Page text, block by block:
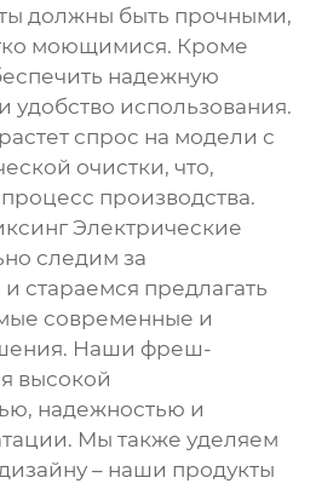
должны быть прочными,
моющимися. Кроме
надежную
удобство использования.
спрос на модели с
очистки, что,
производства.
Электрические
следим за
стараемся предлагать
современные и
Наши фреш-
высокой
надежностью и
Мы также уделяем
– наши продукты